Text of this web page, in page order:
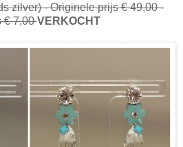
zilver) - Originele prijs € 49,00 -
€ 7,00VERKOCHT